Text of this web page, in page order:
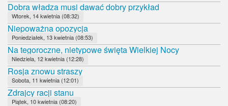
Dobra władza musi dawać dobry przykład
Wtorek, 14 kwietnia (08:32)
Niepoważna opozycja
Poniedziałek, 13 kwietnia (08:53)
Na tegoroczne, nietypowe święta Wielkiej Nocy
Niedziela, 12 kwietnia (12:28)
Rosja znowu straszy
Sobota, 11 kwietnia (12:01)
Zdrajcy racji stanu
Piątek, 10 kwietnia (08:20)